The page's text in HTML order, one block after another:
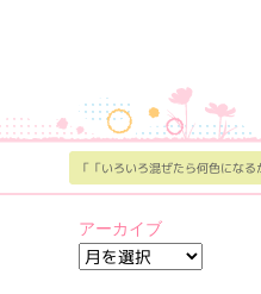
「「いろいろ混ぜたら何色にな
アーカイブ
ア